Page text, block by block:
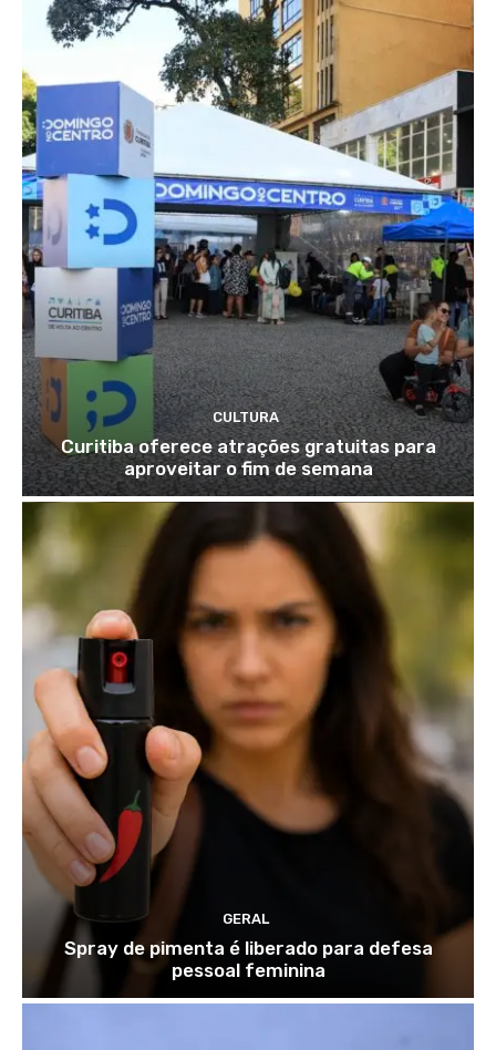
CULTURA
Curitiba oferece atrações gratuitas para
aproveitar o fim de semana
GERAL
Spray de pimenta é liberado para defesa
pessoal feminina